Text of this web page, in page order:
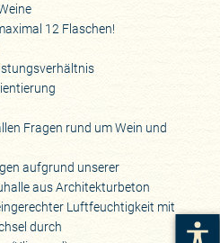
12 Flaschen!
Fragen rund um Wein und
aufgrund unserer
aus Architekturbeton
Luftfeuchtigkeit mit
durch